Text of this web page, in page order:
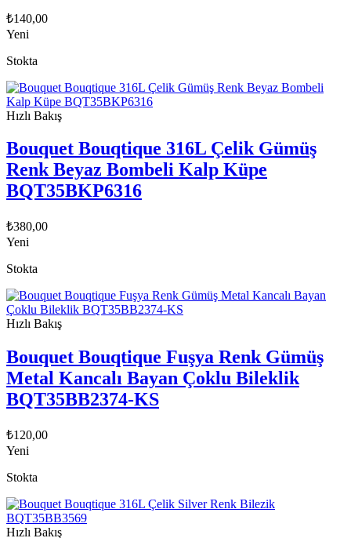
₺140,00
Yeni
Stokta
Hızlı Bakış
Bouquet Bouqtique 316L Çelik Gümüş
Renk Beyaz Bombeli Kalp Küpe
BQT35BKP6316
₺380,00
Yeni
Stokta
Hızlı Bakış
Bouquet Bouqtique Fuşya Renk Gümüş
Metal Kancalı Bayan Çoklu Bileklik
BQT35BB2374-KS
₺120,00
Yeni
Stokta
Hızlı Bakış